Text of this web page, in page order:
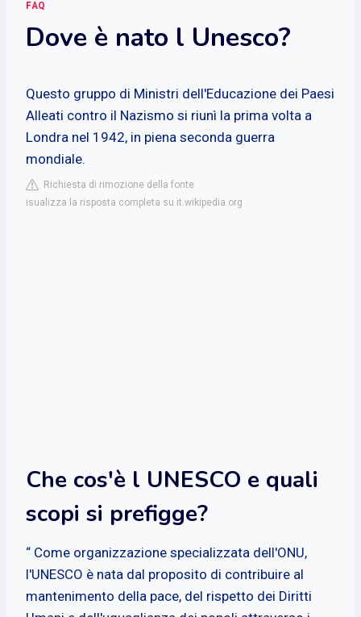
FAQ
Dove è nato l Unesco?
Questo gruppo di Ministri dell'Educazione dei Paesi
Alleati contro il Nazismo si riunì la prima volta a
Londra nel 1942, in piena seconda guerra
mondiale.
Richiesta di rimozione della fonte
isualizza la risposta completa su it.wikipedia.org
Che cos'è l UNESCO e quali
scopi si prefigge?
“ Come organizzazione specializzata dell'ONU,
l'UNESCO è nata dal proposito di contribuire al
mantenimento della pace, del rispetto dei Diritti